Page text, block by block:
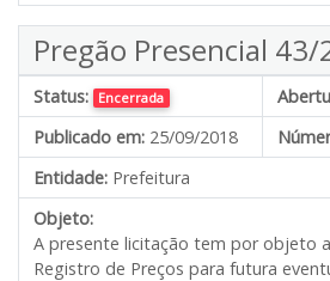
Pregão Presencial 43/
Status: Encerrada
Publicado em: 25/09/2018
Entidade: Prefeitura
Objeto:
A presente licitação tem por objeto
Registro de Preços para futura